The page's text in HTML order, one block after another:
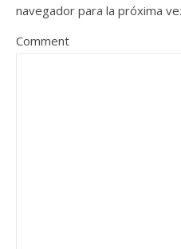
navegador para la próxima
Comment